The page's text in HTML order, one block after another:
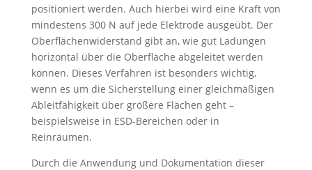
positioniert werden. Auch hierbei wird eine Kraft von
mindestens 300 N auf jede Elektrode ausgeübt. Der
Oberflächenwiderstand gibt an, wie gut Ladungen
horizontal über die Oberfläche abgeleitet werden
können. Dieses Verfahren ist besonders wichtig,
wenn es um die Sicherstellung einer gleichmäßigen
Ableitfähigkeit über größere Flächen geht –
beispielsweise in ESD-Bereichen oder in
Reinräumen.
Durch die Anwendung und Dokumentation dieser